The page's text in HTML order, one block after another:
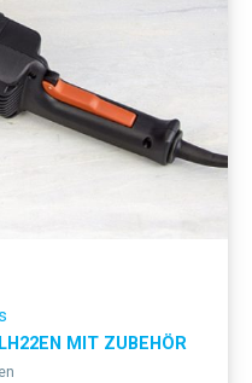
MIT ZUBEHÖR